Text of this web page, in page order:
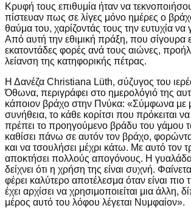
Κρυφή τους επιθυμία ήταν να
πίστευαν πως σε λίγες μόνο ημέρες ο
θαύμα του, χαρίζοντάς τους την ευτυχία να
Από αυτή την εθιμική πράξη, που σίγουρα
εκατοντάδες φορές ανά τους αιώνες,
λείανση της κατηφορικής πέτρας.
Η Δανέζα Christiana Lüth, σύζυγος του
Όθωνα, περιγράφει στο ημερολόγιό της
κάποιον βράχο στην Πνύκα: «Σύμφωνα με
συνήθεια, το κάθε κορίτσι που πρόκειται να
πρέπει το προηγούμενο βράδυ του γάμου
καθίσει πάνω σε αυτόν τον βράχο,
και να τσουλήσει μέχρι κάτω. Με αυτό τον
αποκτήσει πολλούς απογόνους. Η
δείχνει ότι η χρήση της είναι συχνή.
φέρει καλύτερο αποτέλεσμα όταν είναι πιο
έχει αρχίσει να χρησιμοποιείται μια άλλη,
μέρος αυτό του λόφου λέγεται Νυμφαίον».